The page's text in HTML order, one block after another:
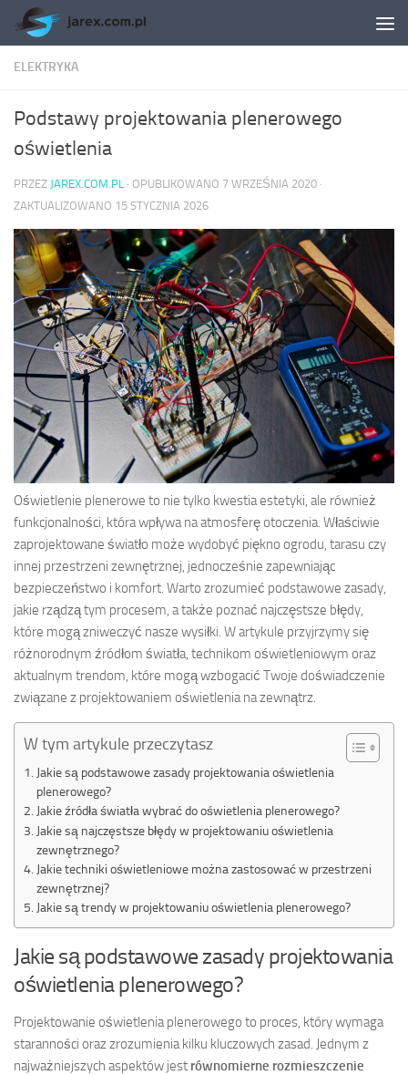
Skip to content
ELEKTRYKA
Podstawy projektowania plenerowego
oświetlenia
PRZEZ JAREX.COM.PL · OPUBLIKOWANO 7 WRZEŚNIA 2020 ·
ZAKTUALIZOWANO 15 STYCZNIA 2026
Oświetlenie plenerowe to nie tylko kwestia estetyki, ale również
funkcjonalności, która wpływa na atmosferę otoczenia. Właściwie
zaprojektowane światło może wydobyć piękno ogrodu, tarasu czy
innej przestrzeni zewnętrznej, jednocześnie zapewniając
bezpieczeństwo i komfort. Warto zrozumieć podstawowe zasady,
jakie rządzą tym procesem, a także poznać najczęstsze błędy,
które mogą zniweczyć nasze wysiłki. W artykule przyjrzymy się
różnorodnym źródłom światła, technikom oświetleniowym oraz
aktualnym trendom, które mogą wzbogacić Twoje doświadczenie
związane z projektowaniem oświetlenia na zewnątrz.
W tym artykule przeczytasz
Jakie są podstawowe zasady projektowania oświetlenia
plenerowego?
Jakie źródła światła wybrać do oświetlenia plenerowego?
Jakie są najczęstsze błędy w projektowaniu oświetlenia
zewnętrznego?
Jakie techniki oświetleniowe można zastosować w przestrzeni
zewnętrznej?
Jakie są trendy w projektowaniu oświetlenia plenerowego?
Jakie są podstawowe zasady projektowania
oświetlenia plenerowego?
Projektowanie oświetlenia plenerowego to proces, który wymaga
staranności oraz zrozumienia kilku kluczowych zasad. Jednym z
najważniejszych aspektów jest równomierne rozmieszczenie